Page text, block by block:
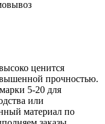
ценится
прочностью.
5-20 для
или
материал по